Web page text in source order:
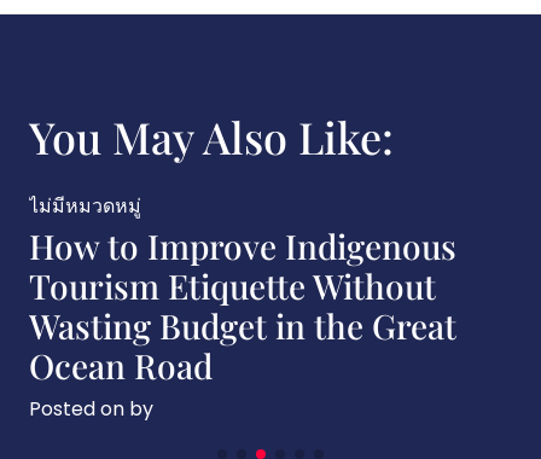
You May Also Like:
มีหมวดหมู่
to Improve Indigenous
Etiquette Without
Budget in the Great
Road
onby